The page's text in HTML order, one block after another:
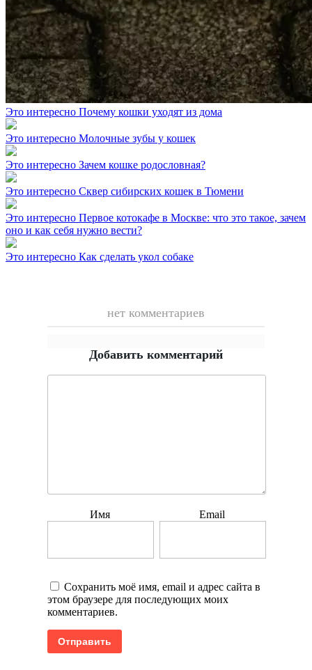
Это интересно Почему кошки уходят из дома
Это интересно Молочные зубы у кошек
Это интересно Зачем кошке родословная?
Это интересно Сквер сибирских кошек в Тюмени
Это интересно Первое котокафе в Москве: что это такое, зачем
оно и как себя нужно вести?
Это интересно Как сделать укол собаке
нет комментариев
Добавить комментарий
Имя Email
Сохранить моё имя, email и адрес сайта в
этом браузере для последующих моих
комментариев.